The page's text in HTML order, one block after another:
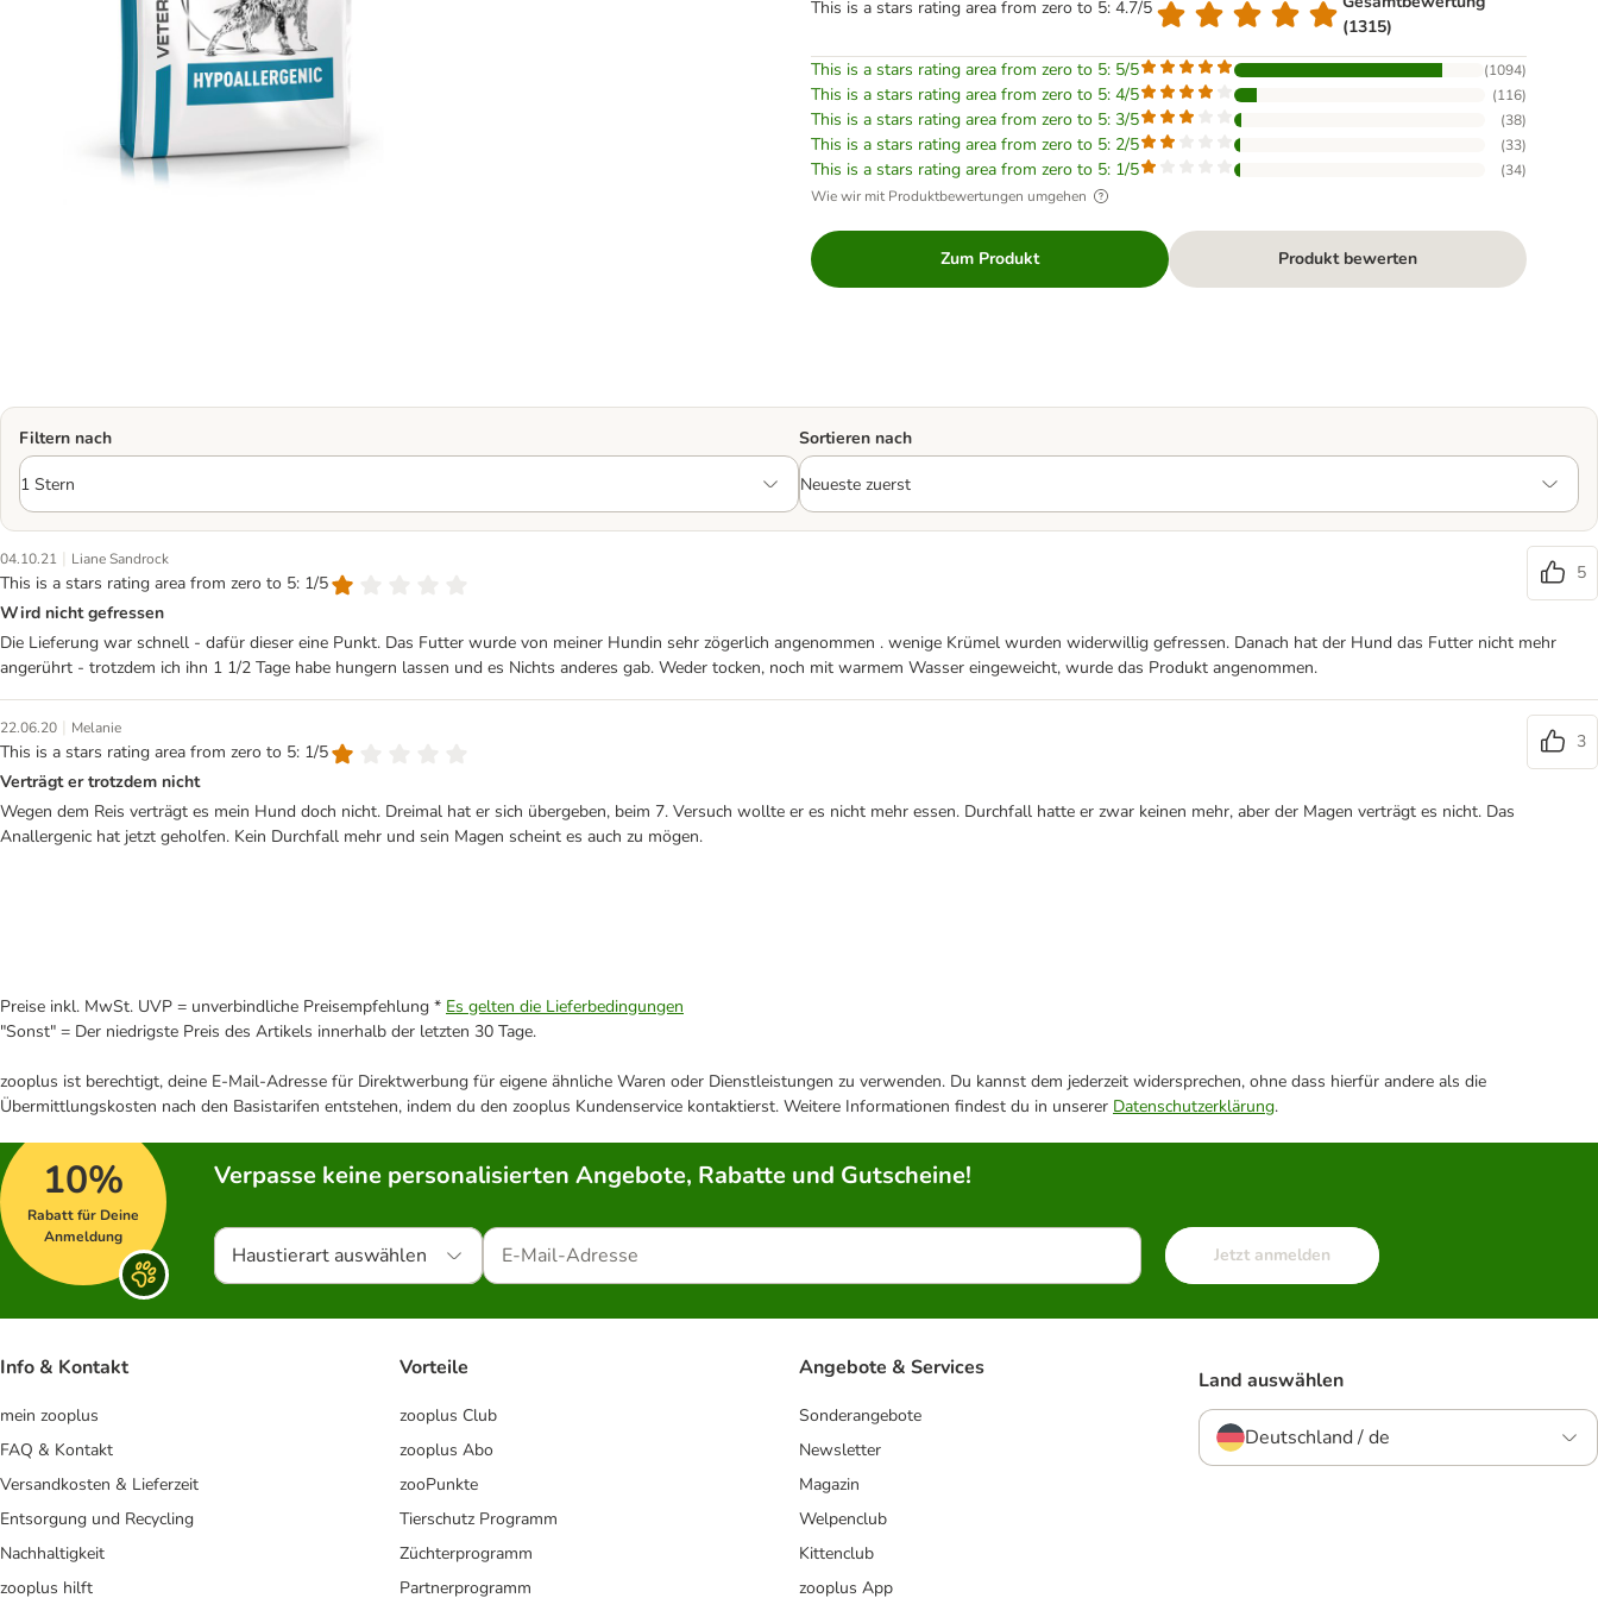
This is a stars rating area from zero to 5: 4.7/5
(1315)
This is a stars rating area from zero to 5: 5/5
(1094)
This is a stars rating area from zero to 5: 4/5 (116)
This is a stars rating area from zero to 5: 3/5 (38)
This is a stars rating area from zero to 5: 2/5 (33)
This is a stars rating area from zero to 5: 1/5 (34)
Wie wir mit Produktbewertungen umgehen
Zum Produkt Produkt bewerten
Filtern nach Sortieren nach
04.10.21 | Liane Sandrock
This is a stars rating area from zero to 5: 1/5
5
Wird nicht gefressen
Die Lieferung war schnell - dafür dieser eine Punkt. Das Futter wurde von meiner Hundin sehr zögerlich angenommen . wenige Krümel wurden widerwillig gefressen. Danach hat der Hund das Futter nicht mehr
angerührt - trotzdem ich ihn 1 1/2 Tage habe hungern lassen und es Nichts anderes gab. Weder tocken, noch mit warmem Wasser eingeweicht, wurde das Produkt angenommen.
22.06.20 | Melanie
This is a stars rating area from zero to 5: 1/5
3
Verträgt er trotzdem nicht
Wegen dem Reis verträgt es mein Hund doch nicht. Dreimal hat er sich übergeben, beim 7. Versuch wollte er es nicht mehr essen. Durchfall hatte er zwar keinen mehr, aber der Magen verträgt es nicht. Das
Anallergenic hat jetzt geholfen. Kein Durchfall mehr und sein Magen scheint es auch zu mögen.
Preise inkl. MwSt. UVP = unverbindliche Preisempfehlung * Es gelten die Lieferbedingungen
"Sonst" = Der niedrigste Preis des Artikels innerhalb der letzten 30 Tage.
zooplus ist berechtigt, deine E-Mail-Adresse für Direktwerbung für eigene ähnliche Waren oder Dienstleistungen zu verwenden. Du kannst dem jederzeit widersprechen, ohne dass hierfür andere als die
Übermittlungskosten nach den Basistarifen entstehen, indem du den zooplus Kundenservice kontaktierst. Weitere Informationen findest du in unserer Datenschutzerklärung.
10%
Rabatt für Deine
Anmeldung
Verpasse keine personalisierten Angebote, Rabatte und Gutscheine!
Haustierart auswählen Jetzt anmelden
Info & Kontakt
mein zooplus
FAQ & Kontakt
Versandkosten & Lieferzeit
Entsorgung und Recycling
Nachhaltigkeit
zooplus hilft
Vorteile
zooplus Club
zooplus Abo
zooPunkte
Tierschutz Programm
Züchterprogramm
Partnerprogramm
Angebote & Services
Sonderangebote
Newsletter
Magazin
Welpenclub
Kittenclub
zooplus App
Land auswählen
Deutschland / de